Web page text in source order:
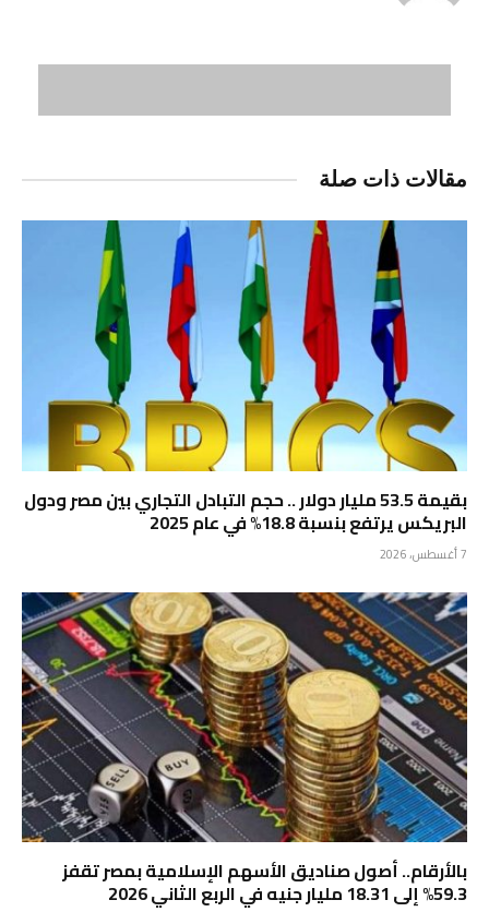
مقالات ذات صلة
بقيمة 53.5 مليار دولار .. حجم التبادل التجاري بين مصر ودول
البريكس يرتفع بنسبة 18.8% في عام 2025
7 أغسطس، 2026
بالأرقام.. أصول صناديق الأسهم الإسلامية بمصر تقفز
59.3% إلى 18.31 مليار جنيه في الربع الثاني 2026